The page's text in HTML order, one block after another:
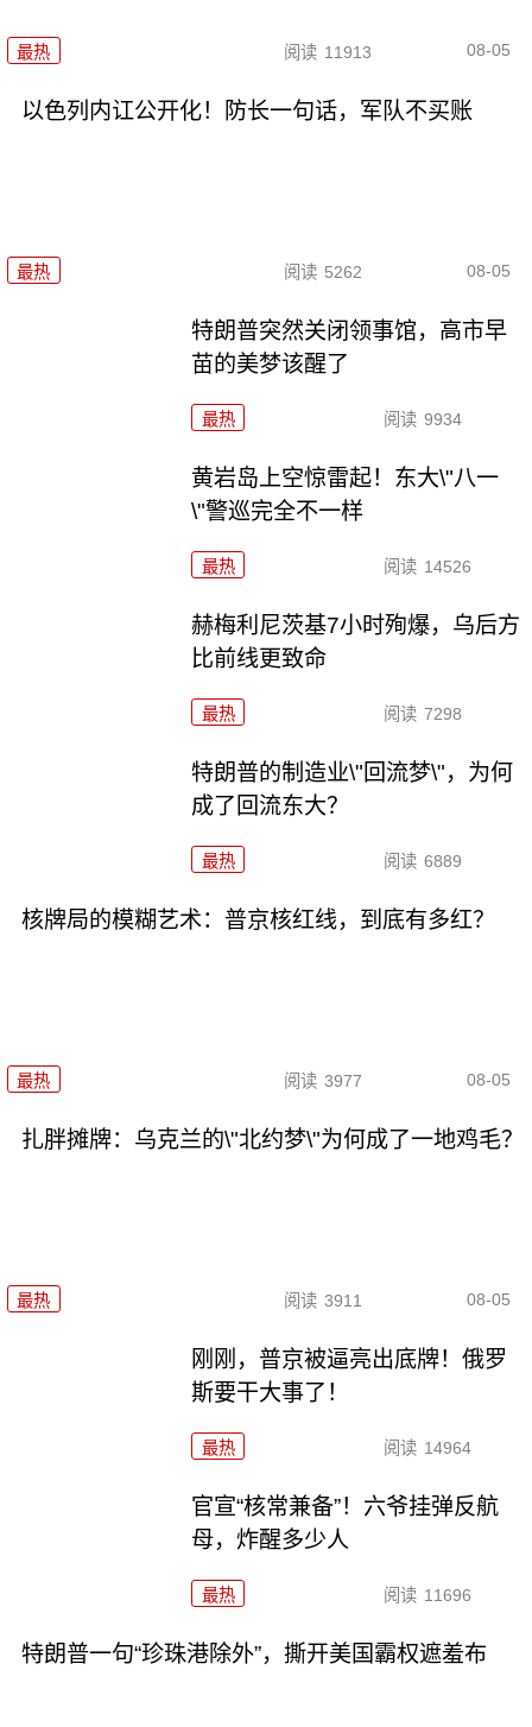
最热 阅读 11913 08-05
以色列内讧公开化！防长一句话，军队不买账
最热 阅读 5262 08-05
特朗普突然关闭领事馆，高市早
苗的美梦该醒了
最热 阅读 9934
黄岩岛上空惊雷起！东大\"八一
\"警巡完全不一样
最热 阅读 14526
赫梅利尼茨基7小时殉爆，乌后方
比前线更致命
最热 阅读 7298
特朗普的制造业\"回流梦\"，为何
成了回流东大？
最热 阅读 6889
核牌局的模糊艺术：普京核红线，到底有多红？
最热 阅读 3977 08-05
扎胖摊牌：乌克兰的\"北约梦\"为何成了一地鸡毛？
最热 阅读 3911 08-05
刚刚，普京被逼亮出底牌！俄罗
斯要干大事了！
最热 阅读 14964
官宣“核常兼备”！六爷挂弹反航
母，炸醒多少人
最热 阅读 11696
特朗普一句“珍珠港除外”，撕开美国霸权遮羞布